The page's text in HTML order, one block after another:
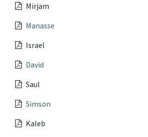
Mirjam
Manasse
Israel
David
Saul
Simson
Kaleb